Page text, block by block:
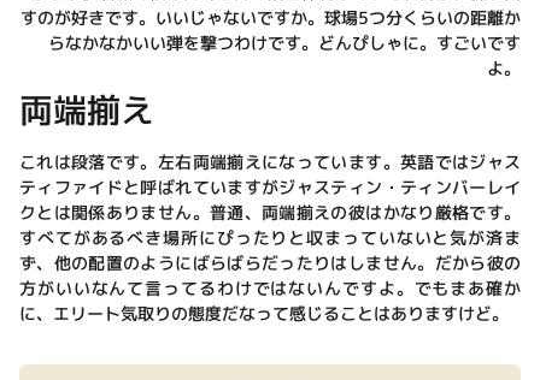
すのが好きです。いいじゃないですか。球場5つ分くらいの距離か
らなかなかいい弾を撃つわけです。どんぴしゃに。すごいです
よ。
両端揃え
これは段落です。左右両端揃えになっています。英語ではジャス
ティファイドと呼ばれていますがジャスティン・ティンバーレイ
クとは関係ありません。普通、両端揃えの彼はかなり厳格です。
すべてがあるべき場所にぴったりと収まっていないと気が済ま
ず、他の配置のようにばらばらだったりはしません。だから彼の
方がいいなんて言ってるわけではないんですよ。でもまあ確か
に、エリート気取りの態度だなって感じることはありますけど。